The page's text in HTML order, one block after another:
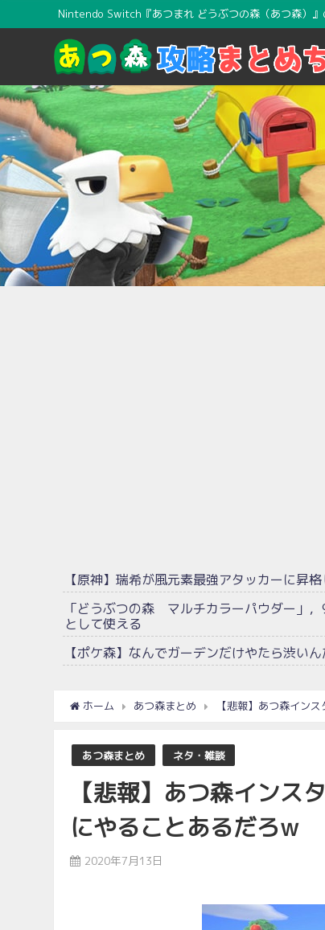
Nintendo Switch『あつまれ どうぶつの森（あつ森）
【原神】瑞希が風元素最強アタッカーに昇
「どうぶつの森 マルチカラーパウダー」
として使える
【ポケ森】なんでガーデンだけやたら渋い
ホーム あつ森まとめ 【悲報】あつ森イン
あつ森まとめ ネタ・雑談
【悲報】あつ森イン
にやることあるだろw
2020年7月13日